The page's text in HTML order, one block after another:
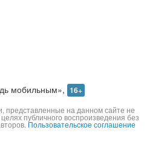
мобильным», 16+
на данном сайте не
публичного воспроизведения без
Пользовательское соглашение